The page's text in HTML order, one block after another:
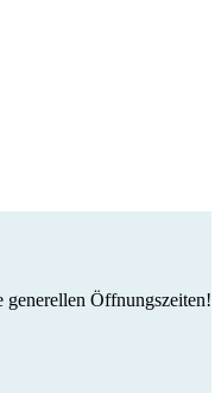
generellen Öffnungszeiten!